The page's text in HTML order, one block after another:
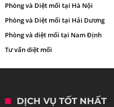
Phòng và Diệt mối tại Hà Nội
Phòng và Diệt mối tại Hải Dương
Phòng và diệt mối tại Nam Định
Tư vấn diệt mối
DỊCH VỤ TỐT NHẤT